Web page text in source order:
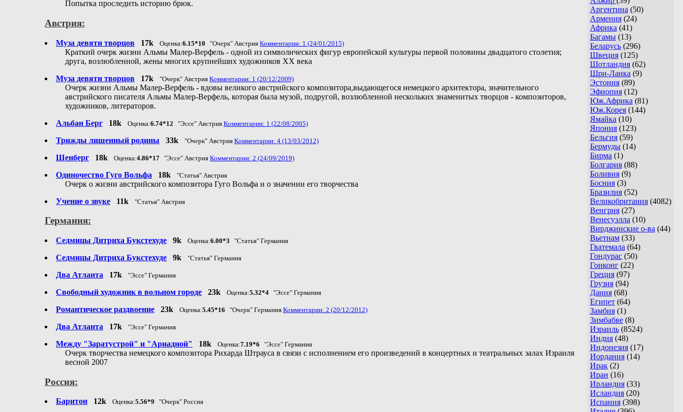
Аргентина (50)
Армения (24)
Африка (41)
Багамы (13)
Беларусь (296)
Швеция (125)
Шотландия (62)
Шри-Ланка (9)
Эстония (89)
Эфиопия (12)
Юж.Африка (81)
Юж.Корея (144)
Ямайка (10)
Япония (123)
Бельгия (59)
Бермуды (14)
Бирма (1)
Болгария (88)
Боливия (9)
Босния (3)
Бразилия (52)
Великобритания (4082)
Венгрия (27)
Венесуэлла (10)
Вирджинские о-ва (44)
Вьетнам (33)
Гватемала (64)
Гондурас (50)
Гонконг (22)
Греция (97)
Грузия (94)
Дания (68)
Египет (64)
Замбия (1)
Зимбабве (8)
Израиль (8524)
Индия (48)
Индонезия (17)
Иордания (14)
Ирак (2)
Иран (16)
Ирландия (33)
Исландия (20)
Испания (398)
Попытка проследить историю брюк.
Австрия:
Муза девяти творцов 17k Оценка:6.15*10 "Очерк" Австрия Комментарии: 1 (24/01/2015)
Краткий очерк жизни Альмы Малер-Верфель - одной из символических фигур европейской культуры первой половины двадцатого столетия;
друга, возлюбленной, жены многих крупнейших художников ХХ века
Муза девяти творцов
17k "Очерк" Австрия Комментарии: 1 (20/12/2009)
Очерк жизни Альмы Малер-Верфель - вдовы великого австрийского композитора,выдающегося немецкого архитектора, значительного
австрийского писателя Альмы Малер-Верфель, которая была музой, подругой, возлюбленной нескольких знаменитых творцов - композиторов,
художников, литераторов.
Альбан Берг
18k Оценка:6.74*12 "Эссе" Австрия Комментарии: 1 (22/08/2005)
Трижды лишенный родины 33k "Очерк" Австрия Комментарии: 4 (13/03/2012)
Шенберг 18k Оценка:4.86*17 "Эссе" Австрия Комментарии: 2 (24/09/2019)
Одиночество Гуго Вольфа 18k "Статья" Австрия
Очерк о жизни австрийского композитора Гуго Вольфа и о значении его творчества
Учение о звуке
11k "Статья" Австрия
Германия:
Седмицы Дитриха Букстехуде 9k Оценка:6.00*3 "Статья" Германия
Седмицы Дитриха Букстехуде 9k "Статья" Германия
Два Атланта 17k "Эссе" Германия
Свободный художник в вольном городе 23k Оценка:5.32*4 "Эссе" Германия
Романтическое раздвоение 23k Оценка:5.45*16 "Очерк" Германия Комментарии: 2 (20/12/2012)
Два Атланта 17k "Эссе" Германия
Между "Заратустрой" и "Ариадной" 18k Оценка:7.19*6 "Эссе" Германия
Очерк творчества немецкого композитора Рихарда Штрауса в связи с исполнением его произведений в концертных и театральных залах Израиля
весной 2007
Россия:
Баритон 12k Оценка:5.56*9 "Очерк" Россия